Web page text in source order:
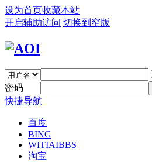
设为首页收藏本站
开启辅助访问 切换到窄版
密码
快捷导航
百度
BING
WITIAIBBS
淘宝